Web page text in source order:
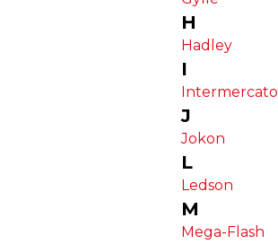
H
Hadley
I
Intermercato
J
Jokon
L
Ledson
M
Mega-Flash